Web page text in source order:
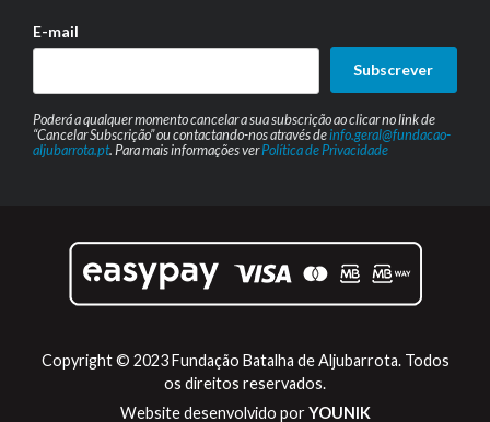
E-mail
Subscrever
Poderá a qualquer momento cancelar a sua subscrição ao clicar no link de
“Cancelar Subscrição” ou contactando-nos através deinfo.geral@fundacao-
aljubarrota.pt. Para mais informações verPolítica de Privacidade
Copyright © 2023 Fundação Batalha de Aljubarrota. Todos
os direitos reservados.
Website desenvolvido porYOUNIK